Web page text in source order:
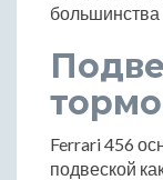
большинства
Ferrari 456
подвеской